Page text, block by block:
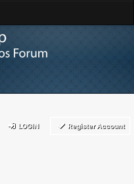
LOGIN Register Account